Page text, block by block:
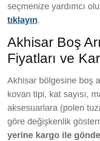
seçmenize yardımcı
tıklayın.
Akhisar Boş
Fiyatları ve
Akhisar bölgesine boş
kovan tipi, kat sayısı,
aksesuarlara (polen
göre değişkenlik
yerine kargo ile